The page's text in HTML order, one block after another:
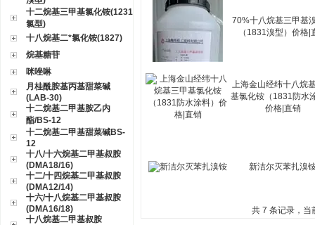
十二烷基三甲基氯化铵(1231
氯型)
十八烷基二*氯化铵(1827)
烷基糖苷
咪唑啉
月桂酰胺基丙基甜菜碱
(LAB-30)
十二烷基二甲基胺乙内
酯/BS-12
十二烷基二甲基甜菜碱BS-
12
十八/十六烷基二甲基叔胺
(DMA18/16)
十二/十四烷基二甲基叔胺
(DMA12/14)
十六/十八烷基二甲基叔胺
(DMA16/18)
十八烷基二甲基叔胺
70%十八烷基三甲基
（1831溴型）价格|
上海金山经纬十八烷
基氯化铵（1831防水
价格|直销
新洁尔灭苯扎溴
共 7 条记录，